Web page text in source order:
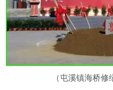
（屯溪镇海桥修